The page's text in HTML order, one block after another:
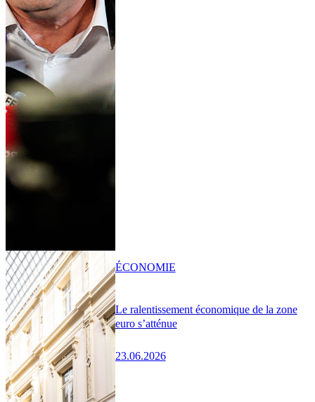
Le ralentissement économique de la zone
euro s’atténue
23.06.2026
ÉCONOMIE